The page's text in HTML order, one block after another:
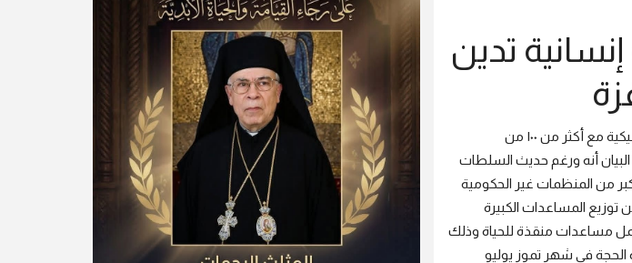
من ١٠٠ منظمة إنسانية تدين
القيامة - نشرت كاريتاس الدولية، الخميس ١٤ آب أغسطس، بيانا مشتركا وقعته الهيئة الكاثوليكية مع أكثر من ١٠٠ من
أنه ورغم حديث السلطات
من المنظمات غير الحكومية
من توزيع المساعدات الكبيرة
مساعدات منقذة للحياة وذلك
لنقل المساعدات، وقد تم رفض أكثر من ٦٠ طلبا بهذه الحجة في شهر تموز يوليو